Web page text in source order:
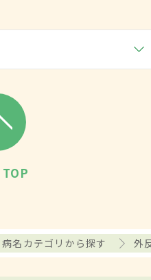
病名カテゴリから探す 外